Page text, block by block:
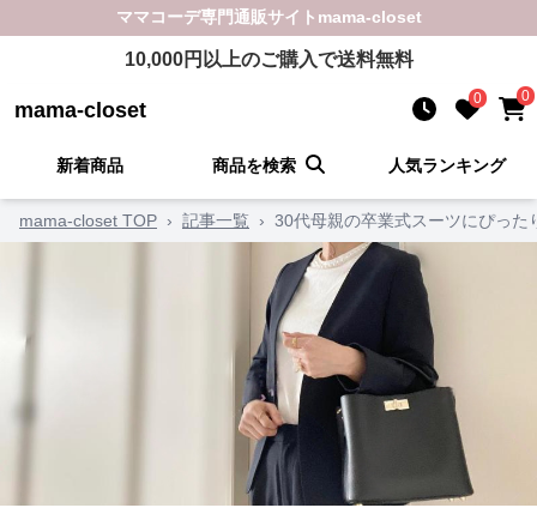
ママコーデ専門通販サイト mama-closet
10,000円以上のご購入で送料無料
mama-closet 0 0
新着商品 商品を検索 人気ランキング
mama-closet TOP › 記事一覧 › 30代母親の卒業式スーツにぴっ